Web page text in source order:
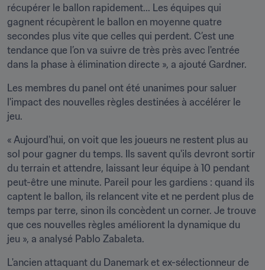
récupérer le ballon rapidement... Les équipes qui
gagnent récupèrent le ballon en moyenne quatre
secondes plus vite que celles qui perdent. C’est une
tendance que l’on va suivre de très près avec l'entrée
dans la phase à élimination directe », a ajouté Gardner.
Les membres du panel ont été unanimes pour saluer
l'impact des nouvelles règles destinées à accélérer le
jeu.
« Aujourd'hui, on voit que les joueurs ne restent plus au
sol pour gagner du temps. Ils savent qu'ils devront sortir
du terrain et attendre, laissant leur équipe à 10 pendant
peut-être une minute. Pareil pour les gardiens : quand ils
captent le ballon, ils relancent vite et ne perdent plus de
temps par terre, sinon ils concèdent un corner. Je trouve
que ces nouvelles règles améliorent la dynamique du
jeu », a analysé Pablo Zabaleta.
L'ancien attaquant du Danemark et ex-sélectionneur de